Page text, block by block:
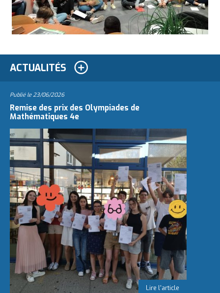
ACTUALITÉS
Publié le23/06/2026
Remise des prix des Olympiades de
Mathématiques 4e